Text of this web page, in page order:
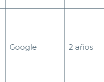
Google 2 años